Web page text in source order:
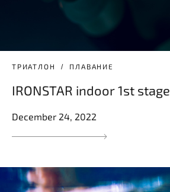
ТРИАТЛОН ПЛАВАНИЕ
IRONSTAR indoor 1st stage
December 24, 2022